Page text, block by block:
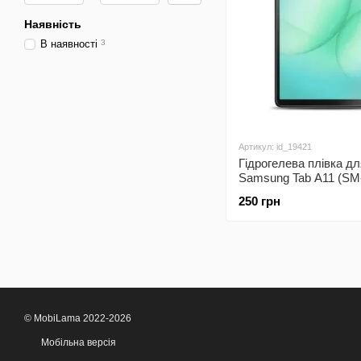
Артикул: id_19421
Гідрогелева плівка
Samsung Tab A11
250 грн
Наявність
В наявності 3
© MobiLama 2022-2026
Мобільна версія